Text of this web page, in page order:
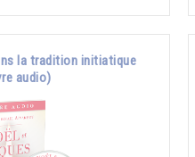
la tradition initiatique
audio)